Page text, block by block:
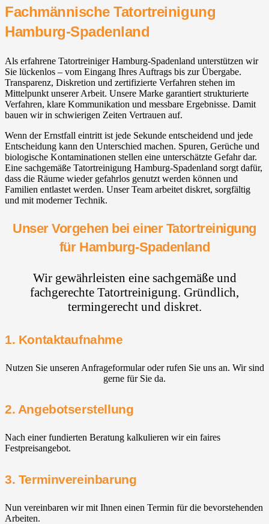
Fachmännische Tatortreinigung
Hamburg-Spadenland
Als erfahrene Tatortreiniger Hamburg-Spadenland unterstützen wir
Sie lückenlos – vom Eingang Ihres Auftrags bis zur Übergabe.
Transparenz, Diskretion und zertifizierte Verfahren stehen im
Mittelpunkt unserer Arbeit. Unsere Marke garantiert strukturierte
Verfahren, klare Kommunikation und messbare Ergebnisse. Damit
bauen wir in schwierigen Zeiten Vertrauen auf.
Wenn der Ernstfall eintritt ist jede Sekunde entscheidend und jede
Entscheidung kann den Unterschied machen. Spuren, Gerüche und
biologische Kontaminationen stellen eine unterschätzte Gefahr dar.
Eine sachgemäße Tatortreinigung Hamburg-Spadenland sorgt dafür,
dass die Räume wieder gefahrlos genutzt werden können und
Familien entlastet werden. Unser Team arbeitet diskret, sorgfältig
und mit moderner Technik.
Unser Vorgehen bei einer Tatortreinigung
für Hamburg-Spadenland
Wir gewährleisten eine sachgemäße und
fachgerechte Tatortreinigung. Gründlich,
termingerecht und diskret.
1. Kontaktaufnahme
Nutzen Sie unseren Anfrageformular oder rufen Sie uns an. Wir sind
gerne für Sie da.
2. Angebotserstellung
Nach einer fundierten Beratung kalkulieren wir ein faires
Festpreisangebot.
3. Terminvereinbarung
Nun vereinbaren wir mit Ihnen einen Termin für die bevorstehenden
Arbeiten.